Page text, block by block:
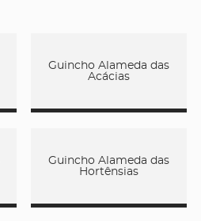
Guincho Alameda das
Acácias
Guincho Alameda das
Hortênsias